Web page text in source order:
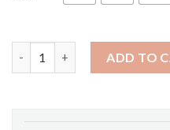
ADD TO